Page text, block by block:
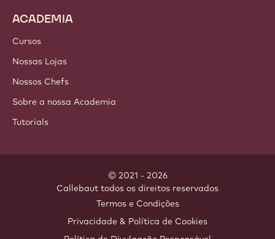
ACADEMIA
Cursos
Nossas Lojas
Nossos Chefs
Sobre a nossa Academia
Tutorials
© 2021 - 2026
Callebaut todos os direitos reservados
Termos e Condições
Privacidade & Política de Cookies